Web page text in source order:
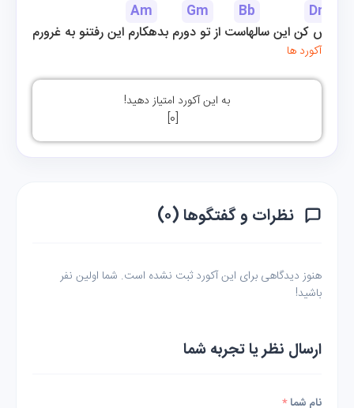
Am
Gm Bb
Dm
تمومش کن این سالهاست از تو دورم بدهکارم این رفتنو به غرورم
آکورد ها
به این آکورد امتیاز دهید!
[
0
]
نظرات و گفتگوها (۰)
هنوز دیدگاهی برای این آکورد ثبت نشده است. شما اولین نفر
باشید!
ارسال نظر یا تجربه شما
نام شما*